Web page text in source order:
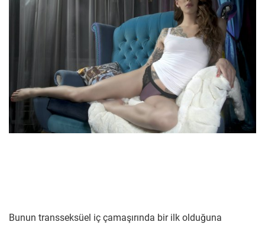
Bunun transseksüel iç çamaşırında bir ilk olduğuna